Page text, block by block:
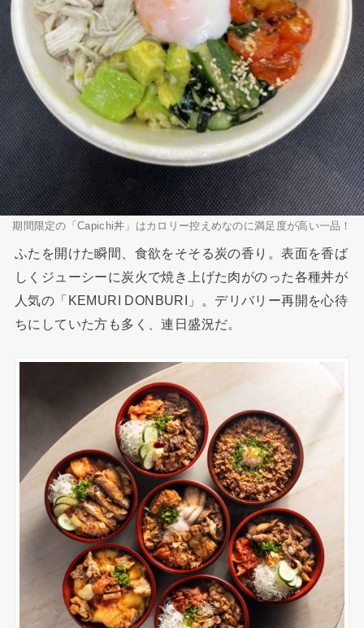
期間限定の「Capichi丼」はカロリー控えめなのに満足度が高い一品！
ふたを開けた瞬間、食欲をそそる炭の香り。表面を香ば
しくジューシーに炭火で焼き上げた肉がのった各種丼が
人気の「KEMURI DONBURI」。デリバリー再開を心待
ちにしていた方も多く、連日盛況だ。